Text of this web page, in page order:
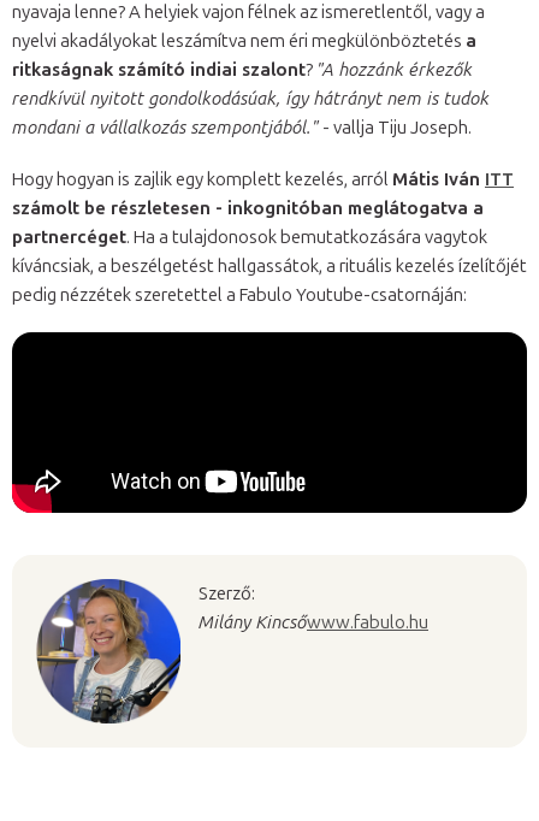
nyavaja lenne? A helyiek vajon félnek az ismeretlentől, vagy a
nyelvi akadályokat leszámítva nem éri megkülönböztetés a
ritkaságnak számító indiai szalont? "A hozzánk érkezők
rendkívül nyitott gondolkodásúak, így hátrányt nem is tudok
mondani a vállalkozás szempontjából." - vallja Tiju Joseph.
Hogy hogyan is zajlik egy komplett kezelés, arról Mátis Iván ITT
számolt be részletesen - inkognitóban meglátogatva a
partnercéget. Ha a tulajdonosok bemutatkozására vagytok
kíváncsiak, a beszélgetést hallgassátok, a rituális kezelés ízelítőjét
pedig nézzétek szeretettel a Fabulo Youtube-csatornáján:
Szerző:
Milány Kincsőwww.fabulo.hu